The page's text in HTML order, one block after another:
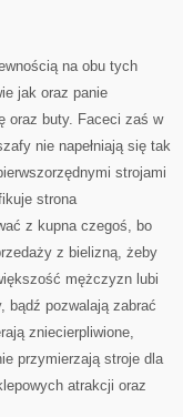
KRAJU
na obu tych
jak oraz panie
oraz buty. Faceci zaś w
nie napełniają się tak
strojami
strona
z kupna czegoś, bo
z bielizną, żeby
mężczyzn lubi
bądź pozwalają zabrać
zniecierpliwione,
przymierzają stroje dla
atrakcji oraz